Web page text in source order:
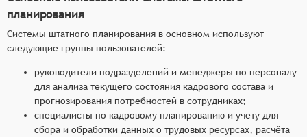
планирования
Системы штатного планирования в основном используют
следующие группы пользователей:
руководители подразделений и менеджеры по персоналу
для анализа текущего состояния кадрового состава и
прогнозирования потребностей в сотрудниках;
специалисты по кадровому планированию и учёту для
сбора и обработки данных о трудовых ресурсах, расчёта